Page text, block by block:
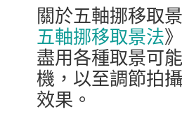
關於五軸挪移取
五軸挪移取景法
盡用各種取景可
機，以至調節拍
效果。